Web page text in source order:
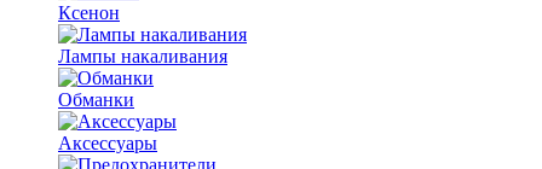
Ксенон
Лампы накаливания
Обманки
Аксессуары